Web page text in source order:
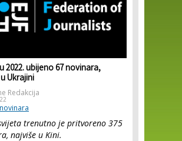
2022. ubijeno 67 novinara,
Ukrajini
Redakcija
trenutno je pritvoreno 375
najviše u Kini.